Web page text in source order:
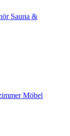
Sauna &
Möbel